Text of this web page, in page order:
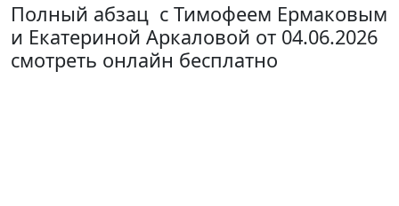
Полный абзац с Тимофеем Ермаковым
и Екатериной Аркаловой от 04.06.2026
смотреть онлайн бесплатно